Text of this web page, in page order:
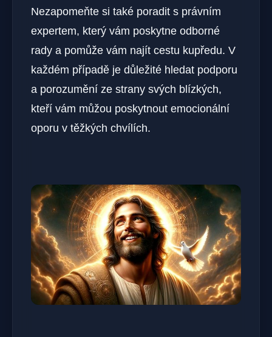
Nezapomeňte si také poradit s právním
expertem, který vám poskytne odborné
rady a pomůže vám najít cestu kupředu. V
každém případě je důležité hledat podporu
a porozumění ze strany svých blízkých,
kteří vám můžou poskytnout emocionální
oporu v těžkých chvílích.